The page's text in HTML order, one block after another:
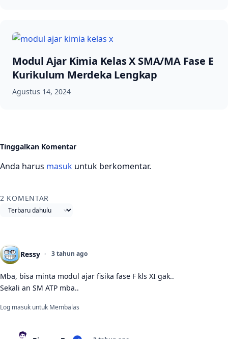
Modul Ajar Kimia Kelas X SMA/MA Fase E
Kurikulum Merdeka Lengkap
Agustus 14, 2024
Tinggalkan Komentar
Anda harus masuk untuk berkomentar.
2 KOMENTAR
Urutkan komentar
Ressy 3 tahun ago
Mba, bisa minta modul ajar fisika fase F kls XI gak..
Sekali an SM ATP mba..
Log masuk untuk Membalas